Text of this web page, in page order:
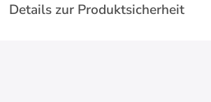
Details zur Produktsicherheit